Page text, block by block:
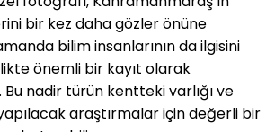
bir kez daha gözler önüne
bilim insanlarının da ilgisini
önemli bir kayıt olarak
nadir türün kentteki varlığı ve
yapılacak araştırmalar için değerli bir